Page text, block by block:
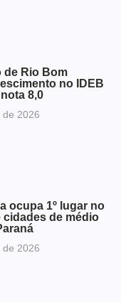
de Rio Bom
no IDEB
8,0
de 2026
ocupa 1º lugar no
cidades de médio
de 2026